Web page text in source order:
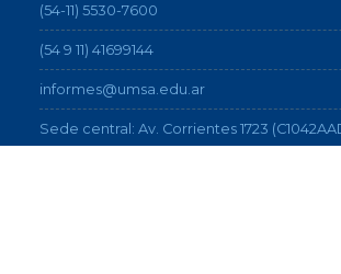
(54-11) 5530-7600
(54 9 11) 41699144
informes@umsa.edu.ar
Sede central: Av. Corrientes 1723